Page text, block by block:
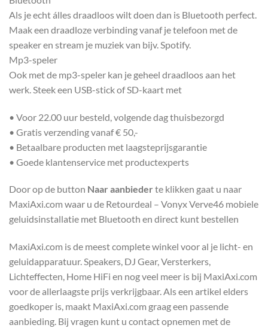
Als je echt álles draadloos wilt doen dan is Bluetooth perfect.
Maak een draadloze verbinding vanaf je telefoon met de
speaker en stream je muziek van bijv. Spotify.
Mp3-speler
Ook met de mp3-speler kan je geheel draadloos aan het
werk. Steek een USB-stick of SD-kaart met
• Voor 22.00 uur besteld, volgende dag thuisbezorgd
• Gratis verzending vanaf € 50,-
• Betaalbare producten met laagsteprijsgarantie
• Goede klantenservice met productexperts
Door op de button Naar aanbieder te klikken gaat u naar
MaxiAxi.com waar u de Retourdeal – Vonyx Verve46 mobiele
geluidsinstallatie met Bluetooth en direct kunt bestellen
MaxiAxi.com is de meest complete winkel voor al je licht- en
geluidapparatuur. Speakers, DJ Gear, Versterkers,
Lichteffecten, Home HiFi en nog veel meer is bij MaxiAxi.com
voor de allerlaagste prijs verkrijgbaar. Als een artikel elders
goedkoper is, maakt MaxiAxi.com graag een passende
aanbieding. Bij vragen kunt u contact opnemen met de